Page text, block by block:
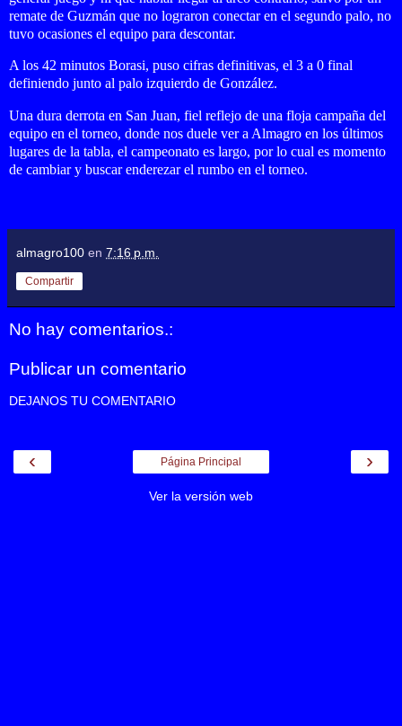
remate de Guzmán que no lograron conectar en el segundo palo, no
tuvo ocasiones el equipo para descontar.
A los 42 minutos Borasi, puso cifras definitivas, el 3 a 0 final
definiendo junto al palo izquierdo de González.
Una dura derrota en San Juan, fiel reflejo de una floja campaña del
equipo en el torneo, donde nos duele ver a Almagro en los últimos
lugares de la tabla, el campeonato es largo, por lo cual es momento
de cambiar y buscar enderezar el rumbo en el torneo.
almagro100 en 7:16 p.m.
Compartir
No hay comentarios.:
Publicar un comentario
DEJANOS TU COMENTARIO
‹ ›
Página Principal
Ver la versión web